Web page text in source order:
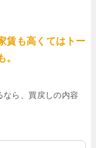
賃も高くてはトー
なら、買戻しの内容